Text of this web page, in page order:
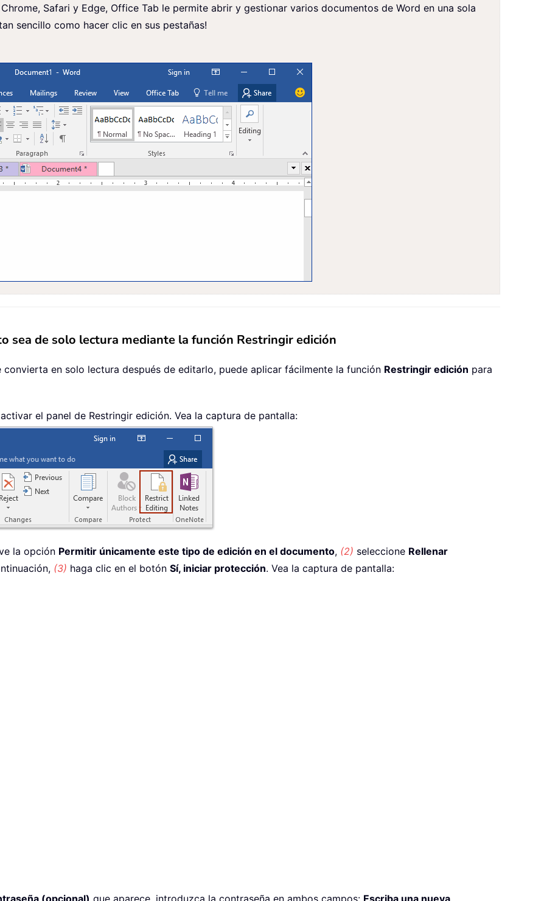
Safari y Edge, Office Tab le permite abrir y gestionar varios documentos de Word en una sola
sencillo como hacer clic en sus pestañas!
sea de solo lectura mediante la función Restringir edición
en solo lectura después de editarlo, puede aplicar fácilmente la función Restringir edición para
el panel de Restringir edición. Vea la captura de pantalla:
la opción Permitir únicamente este tipo de edición en el documento, (2) seleccione Rellenar
(3) haga clic en el botón Sí, iniciar protección. Vea la captura de pantalla: